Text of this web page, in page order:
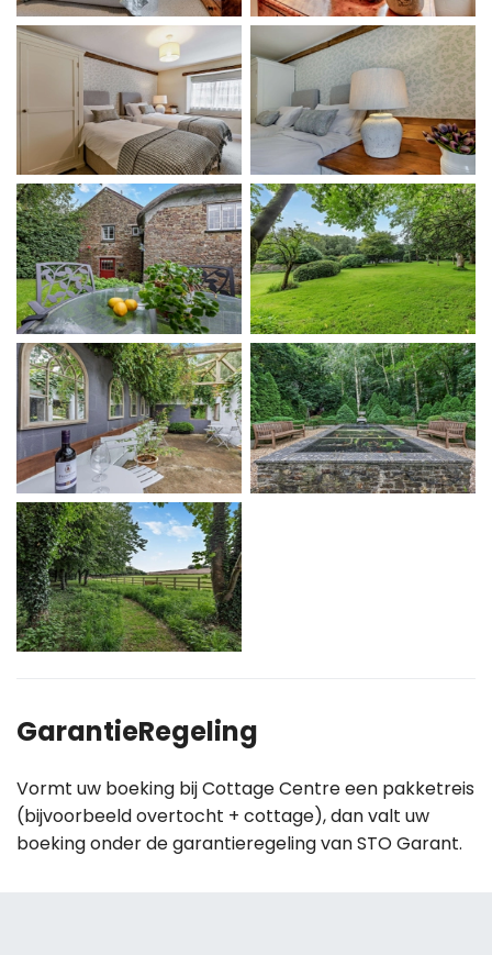
GarantieRegeling
Vormt uw boeking bij Cottage Centre een pakketreis
(bijvoorbeeld overtocht + cottage), dan valt uw
boeking onder de garantieregeling van STO Garant.